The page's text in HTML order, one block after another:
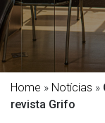
Home » Notícias »
revista Grifo